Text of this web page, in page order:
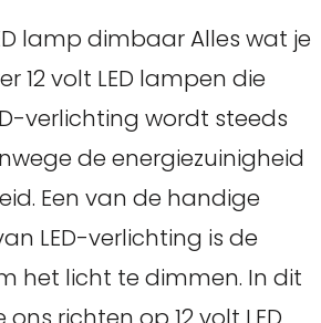
lamp dimbaar Alles wat je
12 volt LED lampen die
verlichting wordt steeds
de energiezuinigheid
Een van de handige
LED-verlichting is de
het licht te dimmen. In dit